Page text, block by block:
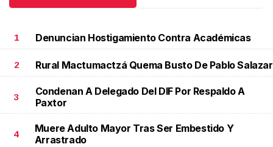
1 Denuncian Hostigamiento Contra Académicas
2 Rural Mactumactzá Quema Busto De Pablo Salazar
3
Condenan A Delegado Del DIF Por Respaldo A
Paxtor
4
Muere Adulto Mayor Tras Ser Embestido Y
Arrastrado